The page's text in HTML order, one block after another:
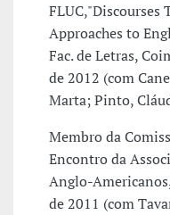
Approaches to
Fac. de Letras,
de 2012 (com
Marta; Pinto,
Membro da
Encontro da
Anglo-
de 2011 (com